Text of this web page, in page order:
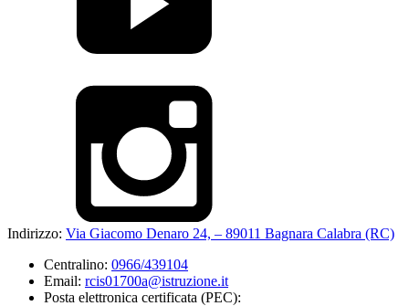
Indirizzo: Via Giacomo Denaro 24, – 89011 Bagnara Calabra (RC)
Centralino: 0966/439104
Email: rcis01700a@istruzione.it
Posta elettronica certificata (PEC):